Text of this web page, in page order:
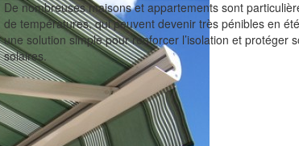
De nombreuses maisons et appartements sont
de températures, qui peuvent devenir très pénibles en
une solution simple pour renforcer l’isolation et protéger
solaires.